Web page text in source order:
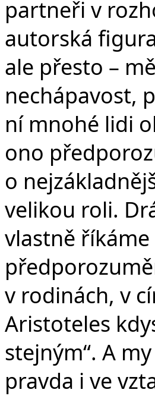
partneři v
autorská
ale přesto –
nechápavost,
ní mnohé lidi
ono
o
velikou roli.
vlastně
v rodinách, v
Aristoteles
stejným“. A
pravda i ve